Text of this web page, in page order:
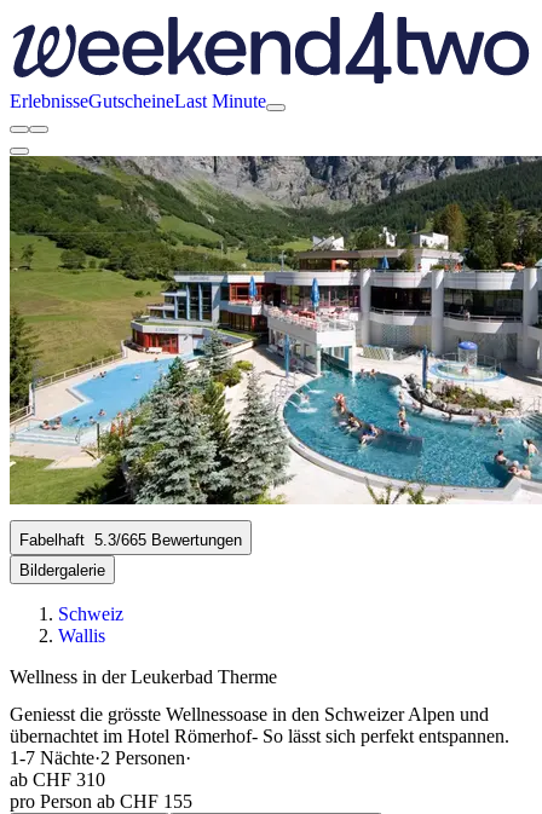
ErlebnisseGutscheineLast Minute
Fabelhaft 5.3/665 Bewertungen
Bildergalerie
Schweiz
Wallis
Wellness in der Leukerbad Therme
Geniesst die grösste Wellnessoase in den Schweizer Alpen und
übernachtet im Hotel Römerhof- So lässt sich perfekt entspannen.
1-7 Nächte·2 Personen·
ab CHF 310
pro Person ab CHF 155